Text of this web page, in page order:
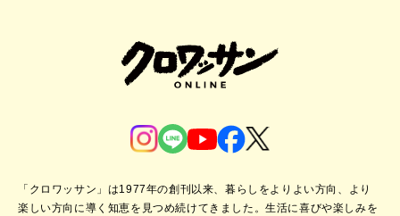
「クロワッサン」は1977年の創刊以来、暮らしをよりよい方向、より
楽しい方向に導く知恵を見つめ続けてきました。生活に喜びや楽しみを